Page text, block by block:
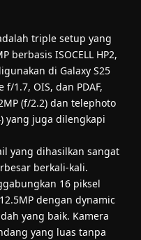
triple setup yang
berbasis ISOCELL HP2,
di Galaxy S25
1.7, OIS, dan PDAF,
(f/2.2) dan telephoto
yang juga dilengkapi
yang dihasilkan sangat
berkali-kali.
16 piksel
dengan dynamic
yang baik. Kamera
yang luas tanpa